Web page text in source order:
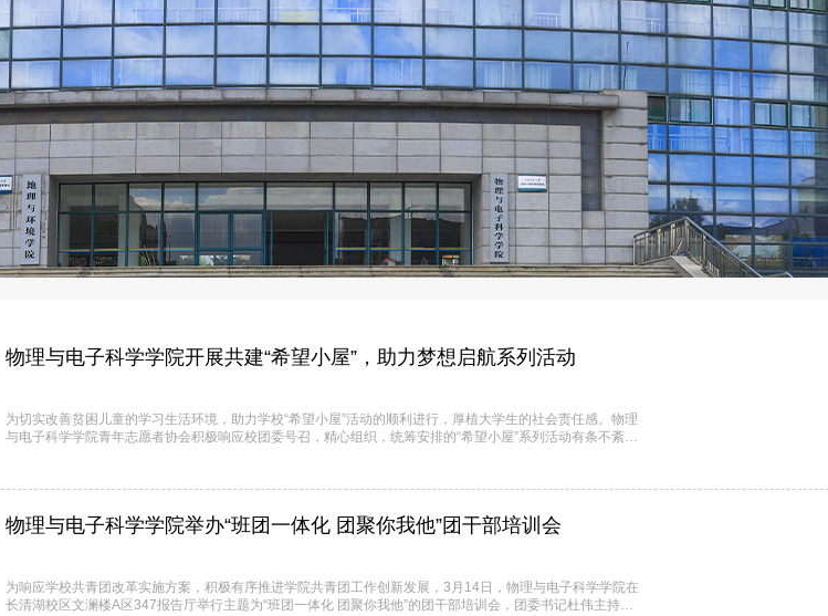
退休教师 · 光学工程
· 教育学
· 教育学硕士
· 工程硕士
· 科研机构
· 大型仪器
纪检工作
· 工会活动
· 物电课程
· 教学成果
· 实验教学与管理
· 实验教学中心
· 研究生开题答辩公告
· 规章制度
· 通知公告
· 学生会
规章制度
· 奖助工作
· 心灵港湾
· 创新创业
物理与电子科学学院开展共建“希望小屋”，助力梦想启航系列活动
为切实改善贫困儿童的学习生活环境，助力学校“希望小屋”活动的顺利进行，厚植大学生的社会责任感。物理
与电子科学学院青年志愿者协会积极响应校团委号召，精心组织，统筹安排的“希望小屋”系列活动有条不紊进
与者转...
物理与电子科学学院举办“班团一体化 团聚你我他”团干部培训会
为响应学校共青团改革实施方案，积极有序推进学院共青团工作创新发展，3月14日，物理与电子科学学院在
长清湖校区文澜楼A区347报告厅举行主题为“班团一体化 团聚你我他”的团干部培训会，团委书记杜伟主持本